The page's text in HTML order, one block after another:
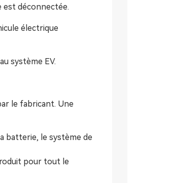
est déconnectée.
électrique
système EV.
le fabricant. Une
batterie, le système de
pour tout le